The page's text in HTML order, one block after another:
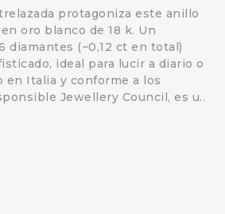
protagoniza este anillo
oro blanco de 18 k. Un
diamantes (~0,12 ct en total)
ideal para lucir a diario o
en Italia y conforme a los
Jewellery Council, es u..